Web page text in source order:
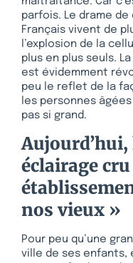
parfois. Le drame
Français vivent de
l’explosion de la
plus en plus seuls.
est évidemment
peu le reflet de la
les personnes
pas si grand.
éclairage cru
nos vieux »
Pour peu qu’une
ville de ses enfants,